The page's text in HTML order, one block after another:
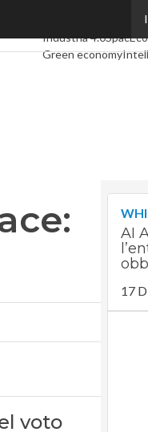
Digital
Industria 4.0
Green economy
voto
AI
17